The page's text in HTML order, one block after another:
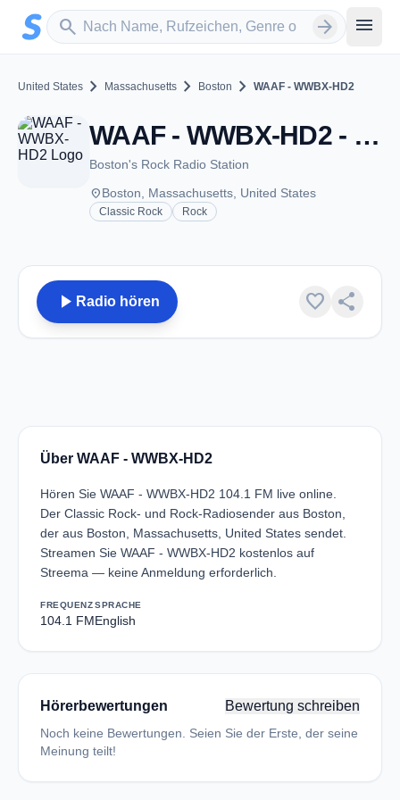
Zum Hauptinhalt springen
search
Sender suchen arrow_forward menu
United States chevron_right Massachusetts chevron_right Boston chevron_right WAAF - WWBX-HD2
WAAF - WWBX-HD2 - FM 104.1 - Boston, MA
Boston's Rock Radio Station
placeBoston, Massachusetts, United States
Classic Rock Rock
play_arrow Radio hören favorite share
Über WAAF - WWBX-HD2
Hören Sie WAAF - WWBX-HD2 104.1 FM live online.
Der Classic Rock- und Rock-Radiosender aus Boston,
der aus Boston, Massachusetts, United States sendet.
Streamen Sie WAAF - WWBX-HD2 kostenlos auf
Streema — keine Anmeldung erforderlich.
FREQUENZ
104.1 FM
SPRACHE
English
Hörerbewertungen Bewertung schreiben
Noch keine Bewertungen. Seien Sie der Erste, der seine
Meinung teilt!